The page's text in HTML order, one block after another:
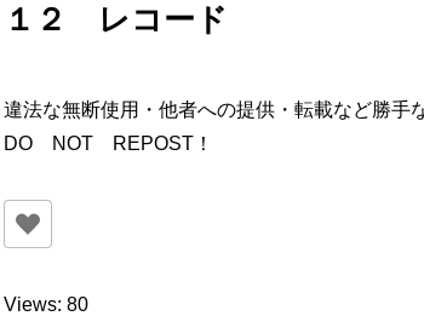
１２ レコード
違法な無断使用・他者への提供・転載など勝手
DO NOT REPOST！
Views: 80